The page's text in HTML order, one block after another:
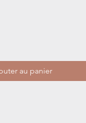
au panier